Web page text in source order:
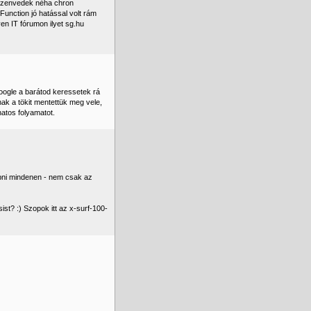
néha chron
jó hatással volt rám
IT fórumon ilyet sg.hu
a barátod keressetek rá
a tökit mentettük meg vele,
folyamatot.
mindenen - nem csak az
:) Szopok itt az x-surf-100-